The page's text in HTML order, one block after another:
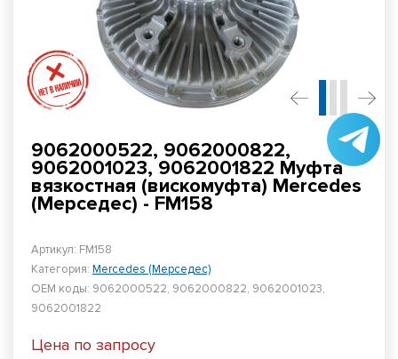
9062000522, 9062000822,
9062001023, 9062001822 Муфта
вязкостная (вискомуфта) Mercedes
(Мерседес) - FM158
Артикул: FM158
Категория: Mercedes (Мерседес)
ОЕМ коды: 9062000522, 9062000822, 9062001023,
9062001822
Цена по запросу